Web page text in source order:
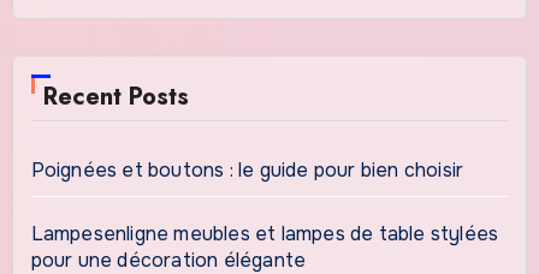
Recent Posts
Poignées et boutons : le guide pour bien choisir
Lampesenligne meubles et lampes de table stylées
pour une décoration élégante